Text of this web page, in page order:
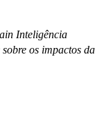
Inteligência
os impactos da